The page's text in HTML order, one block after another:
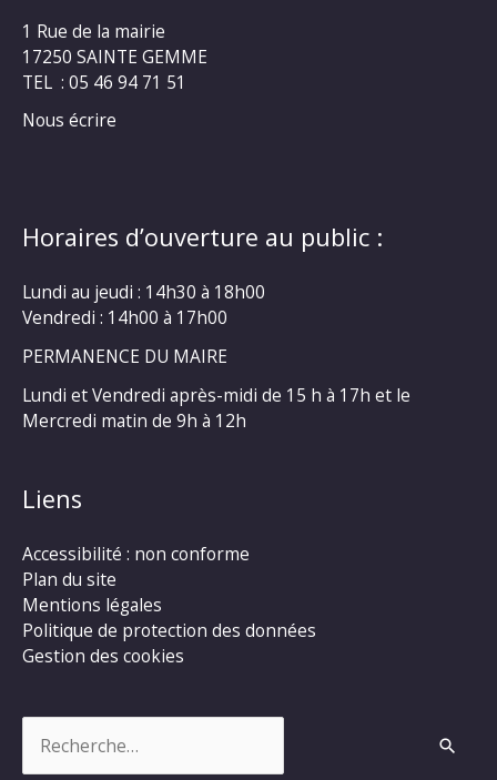
1 Rue de la mairie
17250 SAINTE GEMME
TEL : 05 46 94 71 51
Nous écrire
Horaires d’ouverture au public :
Lundi au jeudi : 14h30 à 18h00
Vendredi : 14h00 à 17h00
PERMANENCE DU MAIRE
Lundi et Vendredi après-midi de 15 h à 17h et le
Mercredi matin de 9h à 12h
Liens
Accessibilité : non conforme
Plan du site
Mentions légales
Politique de protection des données
Gestion des cookies